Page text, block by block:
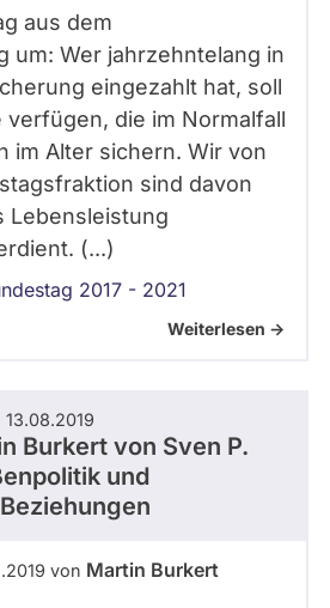
aus dem
um: Wer jahrzehntelang in
eingezahlt hat, soll
verfügen, die im Normalfall
im Alter sichern. Wir von
sind davon
Lebensleistung
(...)
2017 - 2021
Weiterlesen ->
Burkert von Sven P.
und
von Martin Burkert